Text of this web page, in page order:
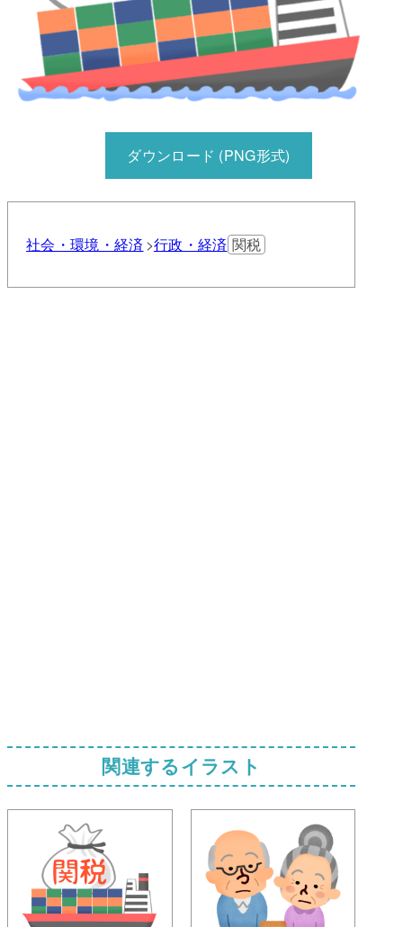
ダウンロード (PNG形式)
社会・環境・経済 行政・経済 関税
関連するイラスト